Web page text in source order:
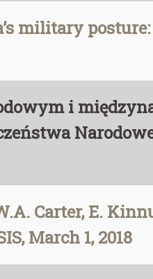
military
i
Carter, E.
March 1, 2018